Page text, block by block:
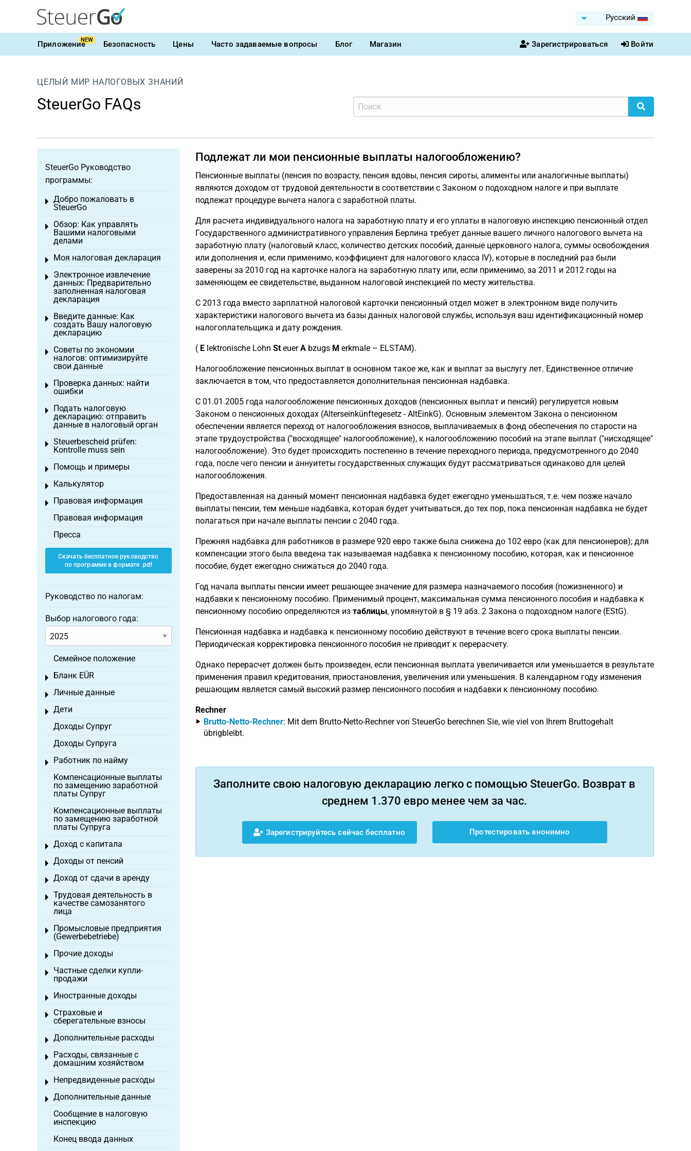
Pусский
ПриложениеNEW Безопасность Цены Часто задаваемые вопросы Блог Магазин Зарегистрироваться Войти
ЦЕЛЫЙ МИР НАЛОГОВЫХ ЗНАНИЙ
SteuerGo FAQs
Подлежат ли мои пенсионные выплаты налогообложению?
Пенсионные выплаты (пенсия по возрасту, пенсия вдовы, пенсия сироты, алименты или аналогичные выплаты)
являются доходом от трудовой деятельности в соответствии с Законом о подоходном налоге и при выплате
подлежат процедуре вычета налога с заработной платы.
Для расчета индивидуального налога на заработную плату и его уплаты в налоговую инспекцию пенсионный отдел
Государственного административного управления Берлина требует данные вашего личного налогового вычета на
заработную плату (налоговый класс, количество детских пособий, данные церковного налога, суммы освобождения
или дополнения и, если применимо, коэффициент для налогового класса IV), которые в последний раз были
заверены за 2010 год на карточке налога на заработную плату или, если применимо, за 2011 и 2012 годы на
заменяющем ее свидетельстве, выданном налоговой инспекцией по месту жительства.
С 2013 года вместо зарплатной налоговой карточки пенсионный отдел может в электронном виде получить
характеристики налогового вычета из базы данных налоговой службы, используя ваш идентификационный номер
налогоплательщика и дату рождения.
( Elektronische Lohn SteuerAbzugs M erkmale – ELSTAM).
Налогообложение пенсионных выплат в основном такое же, как и выплат за выслугу лет. Единственное отличие
заключается в том, что предоставляется дополнительная пенсионная надбавка.
С 01.01.2005 года налогообложение пенсионных доходов (пенсионных выплат и пенсий) регулируется новым
Законом о пенсионных доходах (Alterseinkünftegesetz - AltEinkG). Основным элементом Закона о пенсионном
обеспечении является переход от налогообложения взносов, выплачиваемых в фонд обеспечения по старости на
этапе трудоустройства ("восходящее" налогообложение), к налогообложению пособий на этапе выплат ("нисходящее"
налогообложение). Это будет происходить постепенно в течение переходного периода, предусмотренного до 2040
года, после чего пенсии и аннуитеты государственных служащих будут рассматриваться одинаково для целей
налогообложения.
Предоставленная на данный момент пенсионная надбавка будет ежегодно уменьшаться, т.е. чем позже начало
выплаты пенсии, тем меньше надбавка, которая будет учитываться, до тех пор, пока пенсионная надбавка не будет
полагаться при начале выплаты пенсии с 2040 года.
Прежняя надбавка для работников в размере 920 евро также была снижена до 102 евро (как для пенсионеров); для
компенсации этого была введена так называемая надбавка к пенсионному пособию, которая, как и пенсионное
пособие, будет ежегодно снижаться до 2040 года.
Год начала выплаты пенсии имеет решающее значение для размера назначаемого пособия (пожизненного) и
надбавки к пенсионному пособию. Применимый процент, максимальная сумма пенсионного пособия и надбавка к
пенсионному пособию определяются из таблицы, упомянутой в § 19 абз. 2 Закона о подоходном налоге (EStG).
Пенсионная надбавка и надбавка к пенсионному пособию действуют в течение всего срока выплаты пенсии.
Периодическая корректировка пенсионного пособия не приводит к перерасчету.
Однако перерасчет должен быть произведен, если пенсионная выплата увеличивается или уменьшается в результате
применения правил кредитования, приостановления, увеличения или уменьшения. В календарном году изменения
решающим является самый высокий размер пенсионного пособия и надбавки к пенсионному пособию.
Rechner
Brutto-Netto-Rechner: Mit dem Brutto-Netto-Rechner von SteuerGo berechnen Sie, wie viel von Ihrem Bruttogehalt
übrigbleibt.
Заполните свою налоговую декларацию легко с помощью SteuerGo. Возврат в
среднем 1.370 евро менее чем за час.
Зарегистрируйтесь сейчас бесплатно Протестировать анонимно
SteuerGo Руководство
программы:
Добро пожаловать в
SteuerGo
Toggle menu
Обзор: Как управлять
Вашими налоговыми
делами
Toggle menu
Моя налоговая декларация
Toggle menu
Электронное извлечение
данных: Предварительно
заполненная налоговая
декларация
Toggle menu
Введите данные: Как
создать Вашу налоговую
декларацию
Toggle menu
Советы по экономии
налогов: оптимизируйте
свои данные
Toggle menu
Проверка данных: найти
ошибки
Toggle menu
Подать налоговую
декларацию: отправить
данные в налоговый орган
Toggle menu
Steuerbescheid prüfen:
Kontrolle muss sein
Toggle menu
Помощь и примеры
Toggle menu
Калькулятор
Toggle menu
Правовая информация
Toggle menu
Правовая информация
Пресса
Скачать бесплатное руководство
по программе в формате .pdf
Руководство по налогам:
Выбор налогового года:
Семейное положение
Бланк EÜR
Toggle menu
Личные данные
Toggle menu
Дети
Toggle menu
Доходы Супруг
Доходы Супруга
Работник по найму
Toggle menu
Компенсационные выплаты
по замещению заработной
платы Супруг
Компенсационные выплаты
по замещению заработной
платы Супруга
Доход с капитала
Toggle menu
Доходы от пенсий
Toggle menu
Доход от сдачи в аренду
Toggle menu
Трудовая деятельность в
качестве самозанятого
лица
Toggle menu
Промысловые предприятия
(Gewerbebetriebe)
Toggle menu
Прочие доходы
Toggle menu
Частные сделки купли-
продажи
Toggle menu
Иностранные доходы
Toggle menu
Страховые и
сберегательные взносы
Toggle menu
Дополнительные расходы
Toggle menu
Расходы, связанные с
домашним хозяйством
Toggle menu
Непредвиденные расходы
Toggle menu
Дополнительные данные
Toggle menu
Сообщение в налоговую
инспекцию
Конец ввода данных